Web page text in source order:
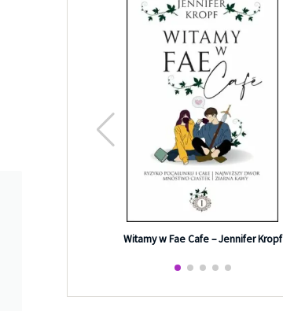
Witamy w Fae Cafe – Jennifer Kropf